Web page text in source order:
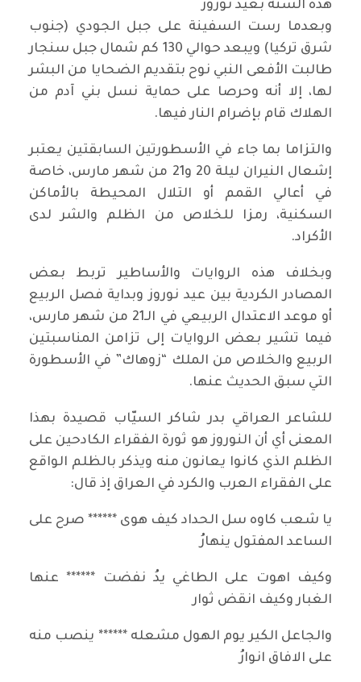
هذه السنة بعيد نوروز
وبعدما رست السفينة على جبل الجودي (جنوب
شرق تركيا) ويبعد حوالي 130 كم شمال جبل سنجار
طالبت الأفعى النبي نوح بتقديم الضحايا من البشر
لها، إلا أنه وحرصا على حماية نسل بني آدم من
الهلاك قام بإضرام النار فيها.
والتزاما بما جاء في الأسطورتين السابقتين يعتبر
إشعال النيران ليلة 20 و21 من شهر مارس، خاصة
في أعالي القمم أو التلال المحيطة بالأماكن
السكنية، رمزا للخلاص من الظلم والشر لدى
الأكراد.
وبخلاف هذه الروايات والأساطير تربط بعض
المصادر الكردية بين عيد نوروز وبداية فصل الربيع
أو موعد الاعتدال الربيعي في الـ21 من شهر مارس،
فيما تشير بعض الروايات إلى تزامن المناسبتين
الربيع والخلاص من الملك “زوهاك” في الأسطورة
التي سبق الحديث عنها.
للشاعر العراقي بدر شاكر السيّاب قصيدة بهذا
المعنى أي أن النوروز هو ثورة الفقراء الكادحين على
الظلم الذي كانوا يعانون منه ويذكر بالظلم الواقع
على الفقراء العرب والكرد في العراق إذ قال:
يا شعب كاوه سل الحداد كيف هوى ****** صرح على
الساعد المفتول ينهارُ
وكيف اهوت على الطاغي يدُ نفضت ****** عنها
الغبار وكيف انقض ثوار
والجاعل الكير يوم الهول مشعله ****** ينصب منه
على الافاق انوارُ